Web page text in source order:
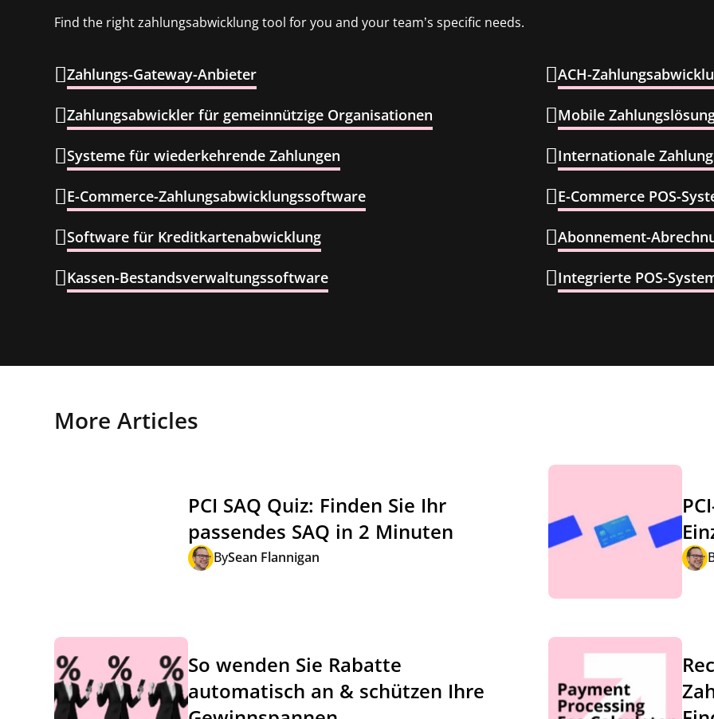
Find the right zahlungsabwicklung tool for you and your team’s specific needs.
Zahlungs-Gateway-Anbieter ACH-
Zahlungsabwickler für gemeinnützige Organisationen Mobile
Systeme für wiederkehrende Zahlungen Internationale
E-Commerce-Zahlungsabwicklungssoftware E-Commerce POS-
Software für Kreditkartenabwicklung Abonnement-
Kassen-Bestandsverwaltungssoftware Integrierte POS-
More Articles
PCI SAQ Quiz: Finden Sie Ihr
passendes SAQ in 2 Minuten
BySean Flannigan
So wenden Sie Rabatte
automatisch an & schützen Ihre